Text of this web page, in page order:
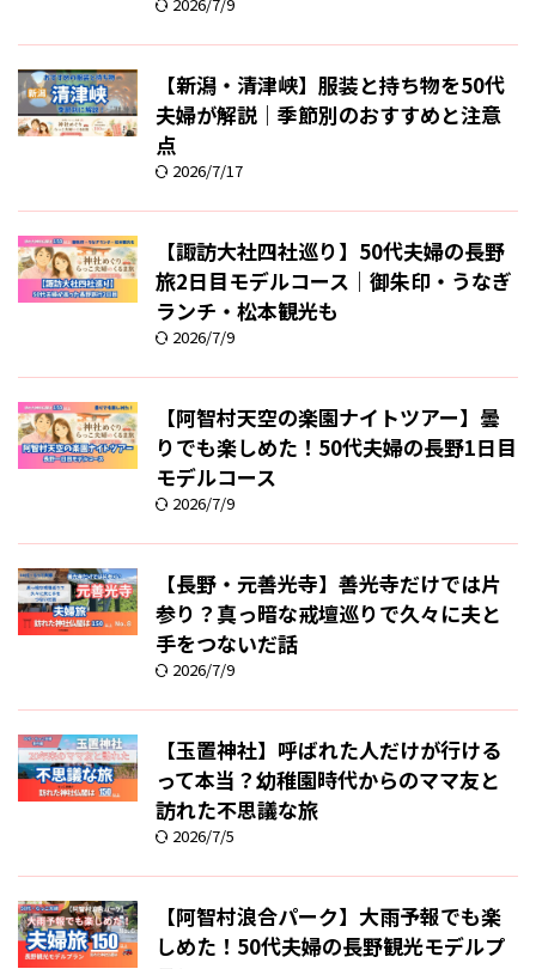
【新潟・清津峡】服装と持ち物を50代
夫婦が解説｜季節別のおすすめと注意
点
2026/7/17
【諏訪大社四社巡り】50代夫婦の長野
旅2日目モデルコース｜御朱印・うなぎ
ランチ・松本観光も
2026/7/9
【阿智村天空の楽園ナイトツアー】曇
りでも楽しめた！50代夫婦の長野1日目
モデルコース
2026/7/9
【長野・元善光寺】善光寺だけでは片
参り？真っ暗な戒壇巡りで久々に夫と
手をつないだ話
2026/7/9
【玉置神社】呼ばれた人だけが行ける
って本当？幼稚園時代からのママ友と
訪れた不思議な旅
2026/7/5
【阿智村浪合パーク】大雨予報でも楽
しめた！50代夫婦の長野観光モデルプ